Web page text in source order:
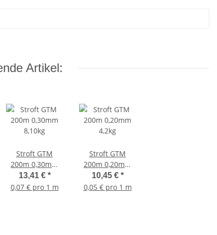
Artikel:
Stroft GTM
200m 0,30mm
8,10kg
13,41 € *
0,07 € pro 1 m
Stroft GTM
200m 0,20mm
4,2kg
10,45 € *
0,05 € pro 1 m